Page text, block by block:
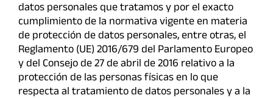
datos personales que tratamos y por el exacto
cumplimiento de la normativa vigente en materia
de protección de datos personales, entre otras, el
Reglamento (UE) 2016/679 del Parlamento Europeo
y del Consejo de 27 de abril de 2016 relativo a la
protección de las personas físicas en lo que
respecta al tratamiento de datos personales y a la